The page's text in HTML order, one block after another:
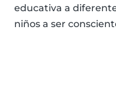
educativa a
niños a ser